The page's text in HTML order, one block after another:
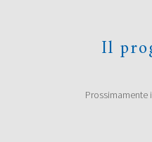
Marco Bini, Roberto
Donata Ghermandi, Emilio
poesia Under 35 “Terre di
Il
Prossimamente